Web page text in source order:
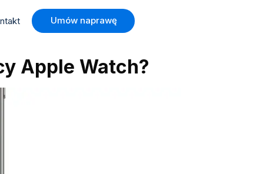
Umów naprawę
Apple Watch?